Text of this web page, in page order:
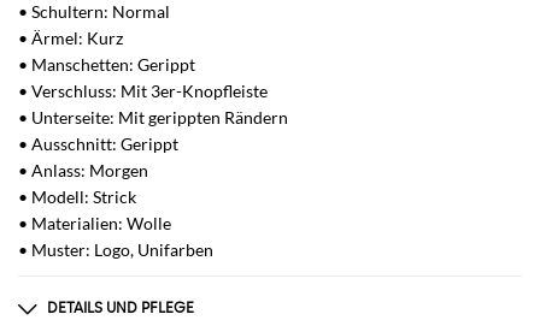
• Schultern: Normal
• Ärmel: Kurz
• Manschetten: Gerippt
• Verschluss: Mit 3er-Knopfleiste
• Unterseite: Mit gerippten Rändern
• Ausschnitt: Gerippt
• Anlass: Morgen
• Modell: Strick
• Materialien: Wolle
• Muster: Logo, Unifarben
DETAILS UND PFLEGE